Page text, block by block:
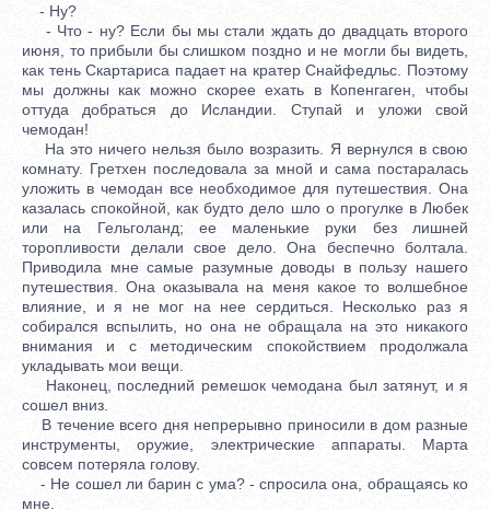
- Ну?
- Что - ну? Если бы мы стали ждать до двадцать второго
июня, то прибыли бы слишком поздно и не могли бы видеть,
как тень Скартариса падает на кратер Снайфедльс. Поэтому
мы должны как можно скорее ехать в Копенгаген, чтобы
оттуда добраться до Исландии. Ступай и уложи свой
чемодан!
На это ничего нельзя было возразить. Я вернулся в свою
комнату. Гретхен последовала за мной и сама постаралась
уложить в чемодан все необходимое для путешествия. Она
казалась спокойной, как будто дело шло о прогулке в Любек
или на Гельголанд; ее маленькие руки без лишней
торопливости делали свое дело. Она беспечно болтала.
Приводила мне самые разумные доводы в пользу нашего
путешествия. Она оказывала на меня какое то волшебное
влияние, и я не мог на нее сердиться. Несколько раз я
собирался вспылить, но она не обращала на это никакого
внимания и с методическим спокойствием продолжала
укладывать мои вещи.
Наконец, последний ремешок чемодана был затянут, и я
сошел вниз.
В течение всего дня непрерывно приносили в дом разные
инструменты, оружие, электрические аппараты. Марта
совсем потеряла голову.
- Не сошел ли барин с ума? - спросила она, обращаясь ко
мне.